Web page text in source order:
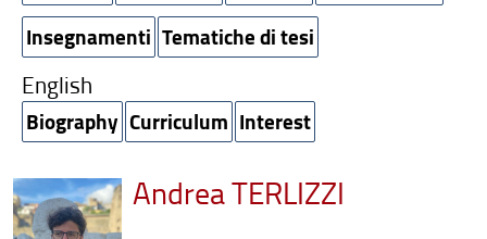
Insegnamenti Tematiche di tesi
English
Biography Curriculum Interest
Andrea TERLIZZI